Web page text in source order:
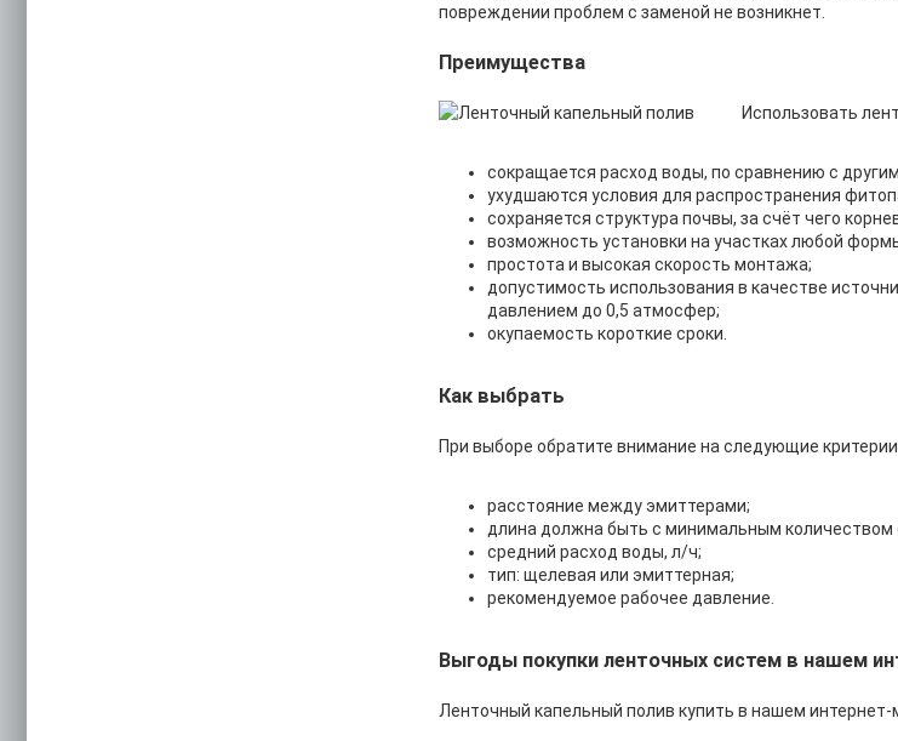
повреждении проблем с заменой не возникнет.
Преимущества
Использовать
сокращается расход воды, по сравнению с
ухудшаются условия для распространения
сохраняется структура почвы, за счёт чего
возможность установки на участках любой
простота и высокая скорость монтажа;
допустимость использования в качестве
давлением до 0,5 атмосфер;
окупаемость короткие сроки.
Как выбрать
При выборе обратите внимание на следующие
расстояние между эмиттерами;
длина должна быть с минимальным количеством
средний расход воды, л/ч;
тип: щелевая или эмиттерная;
рекомендуемое рабочее давление.
Выгоды покупки ленточных систем в нашем
Ленточный капельный полив купить в нашем